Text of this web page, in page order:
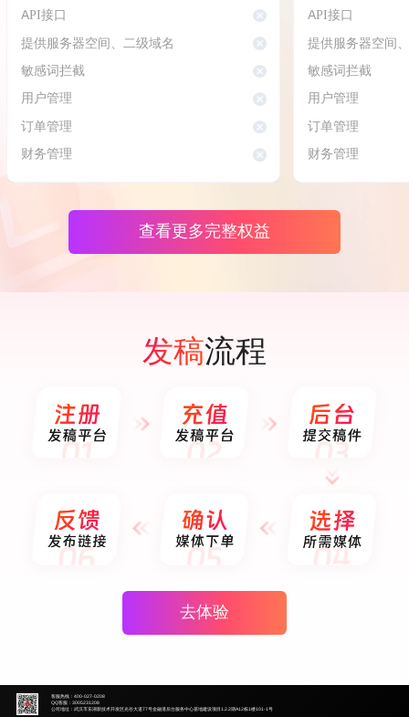
API接口
提供服务器空间、二级域名
敏感词拦截
用户管理
订单管理
财务管理
API接口
提供服务器空间
敏感词拦截
用户管理
订单管理
财务管理
查看更多完整权益
发稿流程
去体验
客服热线：400-027-0208
QQ客服：3005231208
公司地址：武汉市东湖新技术开发区光谷大道77号金融港后台服务中心基地建设项目1.2.2期A12栋1楼101-1号